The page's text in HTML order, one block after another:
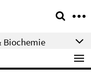
Biochemie